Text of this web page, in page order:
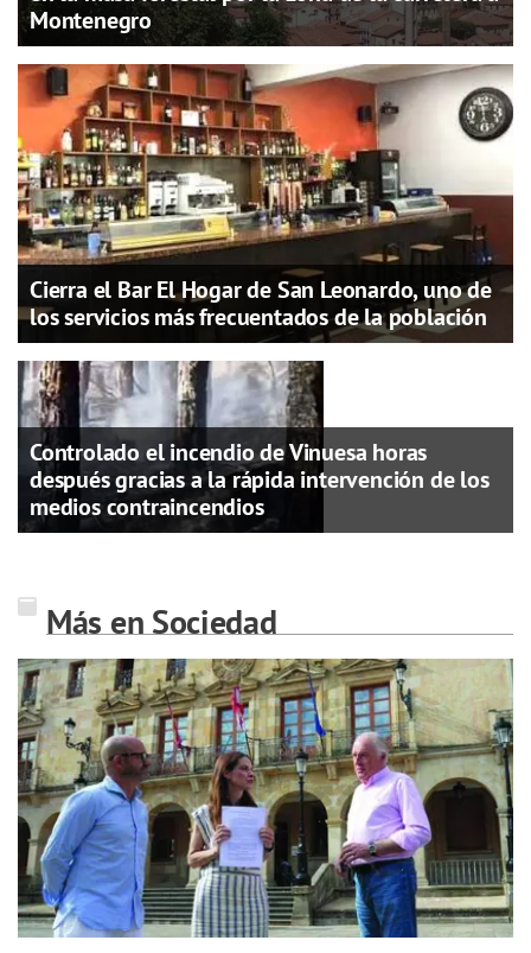
Montenegro
Cierra el Bar El Hogar de San Leonardo, uno de
los servicios más frecuentados de la población
Controlado el incendio de Vinuesa horas
después gracias a la rápida intervención de los
medios contraincendios
Más en Sociedad